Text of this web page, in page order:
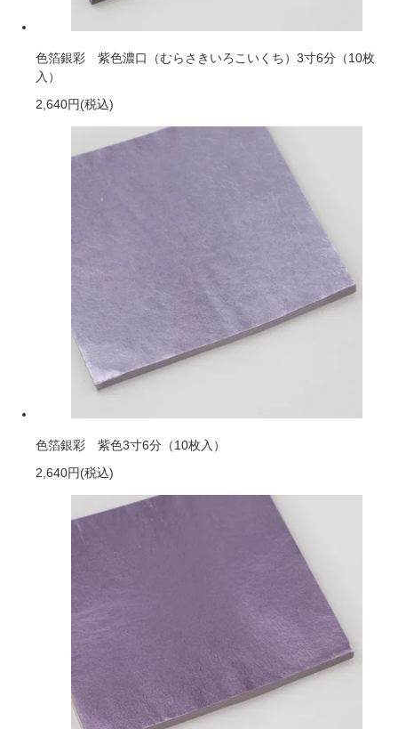
色箔銀彩 紫色濃口（むらさきいろこいくち）3寸6分（10枚
入）
2,640円(税込)
色箔銀彩 紫色3寸6分（10枚入）
2,640円(税込)